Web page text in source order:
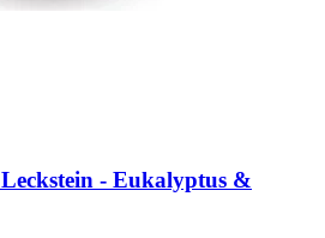
Leckstein -​ Eukalyptus &